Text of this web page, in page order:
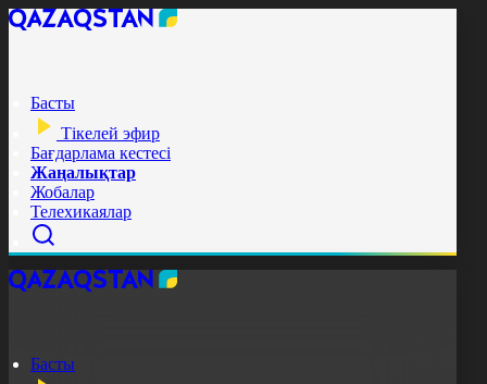
Басты
Тікелей эфир
Бағдарлама кестесі
Жаңалықтар
Жобалар
Телехикаялар
Басты